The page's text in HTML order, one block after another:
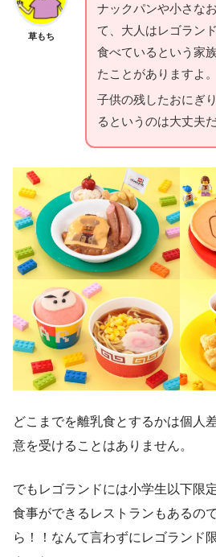
草もち
ナックパンや小さな
て、大人はレゴラン
食べているという家
たことがありますよ。
子供の残したおにぎ
るというのは大丈夫
どこまでを離乳食とするかは個人
意を受けることはありません。
でもレゴランドには小学生以下限
食事ができるレストランもあるの
ら！！なんて言わずにレゴランド